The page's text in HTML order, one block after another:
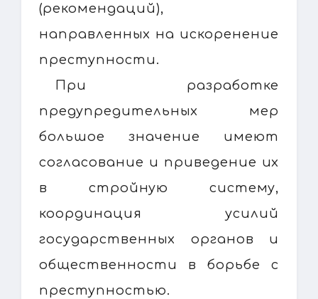
(рекомендаций),
направленных на искоренение
преступности.
При разработке
предупредительных мер
большое значение имеют
согласование и приведение их
в стройную систему,
координация усилий
государственных органов и
общественности в борьбе с
преступностью.